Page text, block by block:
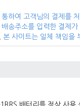
하여 고객님의 결제를
송주소를 입력한 결제
사이트는 일체 책임을
배터리 를 정상 사용